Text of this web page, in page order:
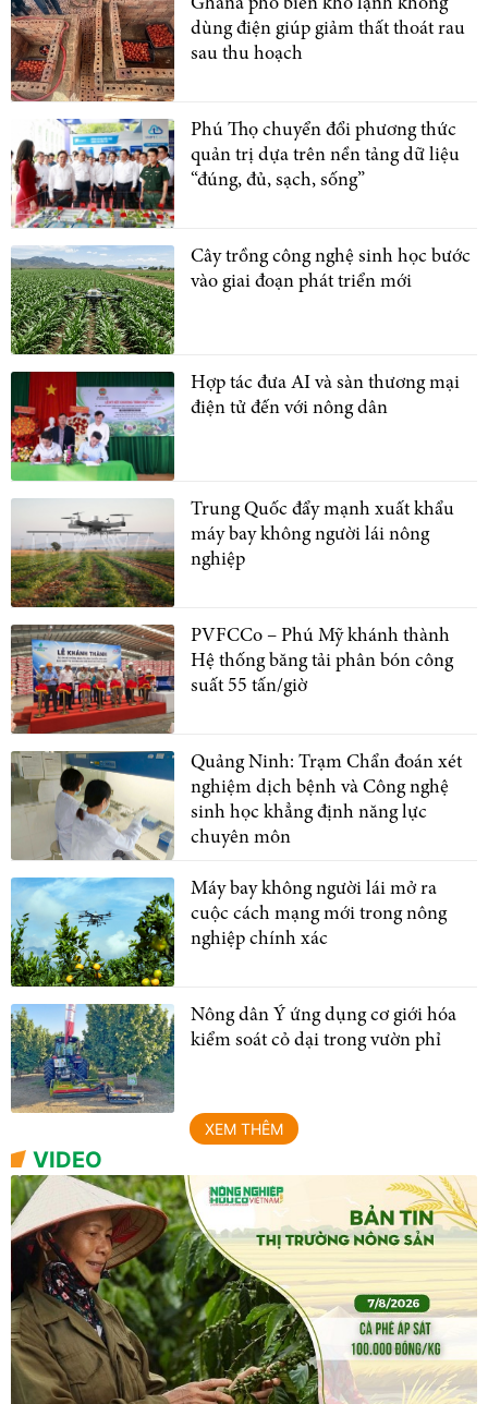
Ghana phổ biến kho lạnh không
dùng điện giúp giảm thất thoát rau
sau thu hoạch
Phú Thọ chuyển đổi phương thức
quản trị dựa trên nền tảng dữ liệu
“đúng, đủ, sạch, sống”
Cây trồng công nghệ sinh học bước
vào giai đoạn phát triển mới
Hợp tác đưa AI và sàn thương mại
điện tử đến với nông dân
Trung Quốc đẩy mạnh xuất khẩu
máy bay không người lái nông
nghiệp
PVFCCo – Phú Mỹ khánh thành
Hệ thống băng tải phân bón công
suất 55 tấn/giờ
Quảng Ninh: Trạm Chẩn đoán xét
nghiệm dịch bệnh và Công nghệ
sinh học khẳng định năng lực
chuyên môn
Máy bay không người lái mở ra
cuộc cách mạng mới trong nông
nghiệp chính xác
Nông dân Ý ứng dụng cơ giới hóa
kiểm soát cỏ dại trong vườn phỉ
XEM THÊM
VIDEO